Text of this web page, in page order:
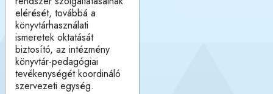
elérését, továbbá a
könyvtárhasználati
ismeretek oktatását
biztosító, az intézmény
könyvtár-pedagógiai
tevékenységét koordináló
szervezeti egység.